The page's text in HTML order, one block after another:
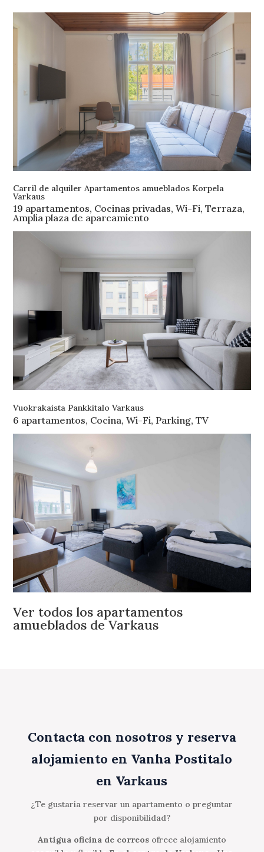
Carril de alquiler Apartamentos amueblados Korpela
Varkaus
19 apartamentos, Cocinas privadas, Wi-Fi, Terraza,
Amplia plaza de aparcamiento
Vuokrakaista Pankkitalo Varkaus
6 apartamentos, Cocina, Wi-Fi, Parking, TV
Ver todos los apartamentos
amueblados de Varkaus
Contacta con nosotros y reserva
alojamiento en Vanha Postitalo
en Varkaus
¿Te gustaría reservar un apartamento o preguntar
por disponibilidad?
Antigua oficina de correosofrece alojamiento